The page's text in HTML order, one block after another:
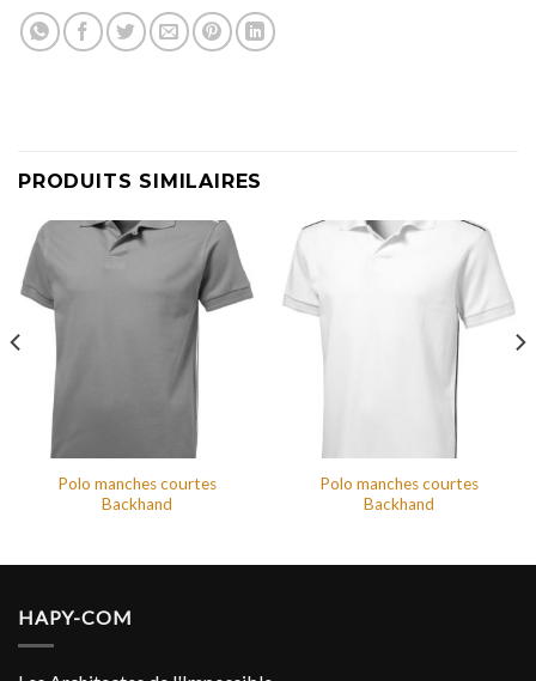
PRODUITS SIMILAIRES
Polo manches courtes
Backhand
Polo manches courtes
Backhand
HAPY-COM